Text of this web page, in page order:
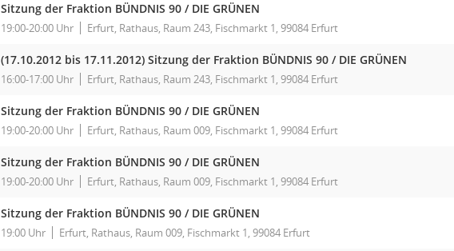
Sitzung der Fraktion BÜNDNIS 90 / DIE GRÜNEN
19:00-20:00 Uhr Erfurt, Rathaus, Raum 243, Fischmarkt 1, 99084 Erfurt
(17.10.2012 bis 17.11.2012) Sitzung der Fraktion BÜNDNIS 90 / DIE GRÜNEN
16:00-17:00 Uhr Erfurt, Rathaus, Raum 243, Fischmarkt 1, 99084 Erfurt
Sitzung der Fraktion BÜNDNIS 90 / DIE GRÜNEN
19:00-20:00 Uhr Erfurt, Rathaus, Raum 009, Fischmarkt 1, 99084 Erfurt
Sitzung der Fraktion BÜNDNIS 90 / DIE GRÜNEN
19:00-20:00 Uhr Erfurt, Rathaus, Raum 009, Fischmarkt 1, 99084 Erfurt
Sitzung der Fraktion BÜNDNIS 90 / DIE GRÜNEN
19:00 Uhr Erfurt, Rathaus, Raum 009, Fischmarkt 1, 99084 Erfurt